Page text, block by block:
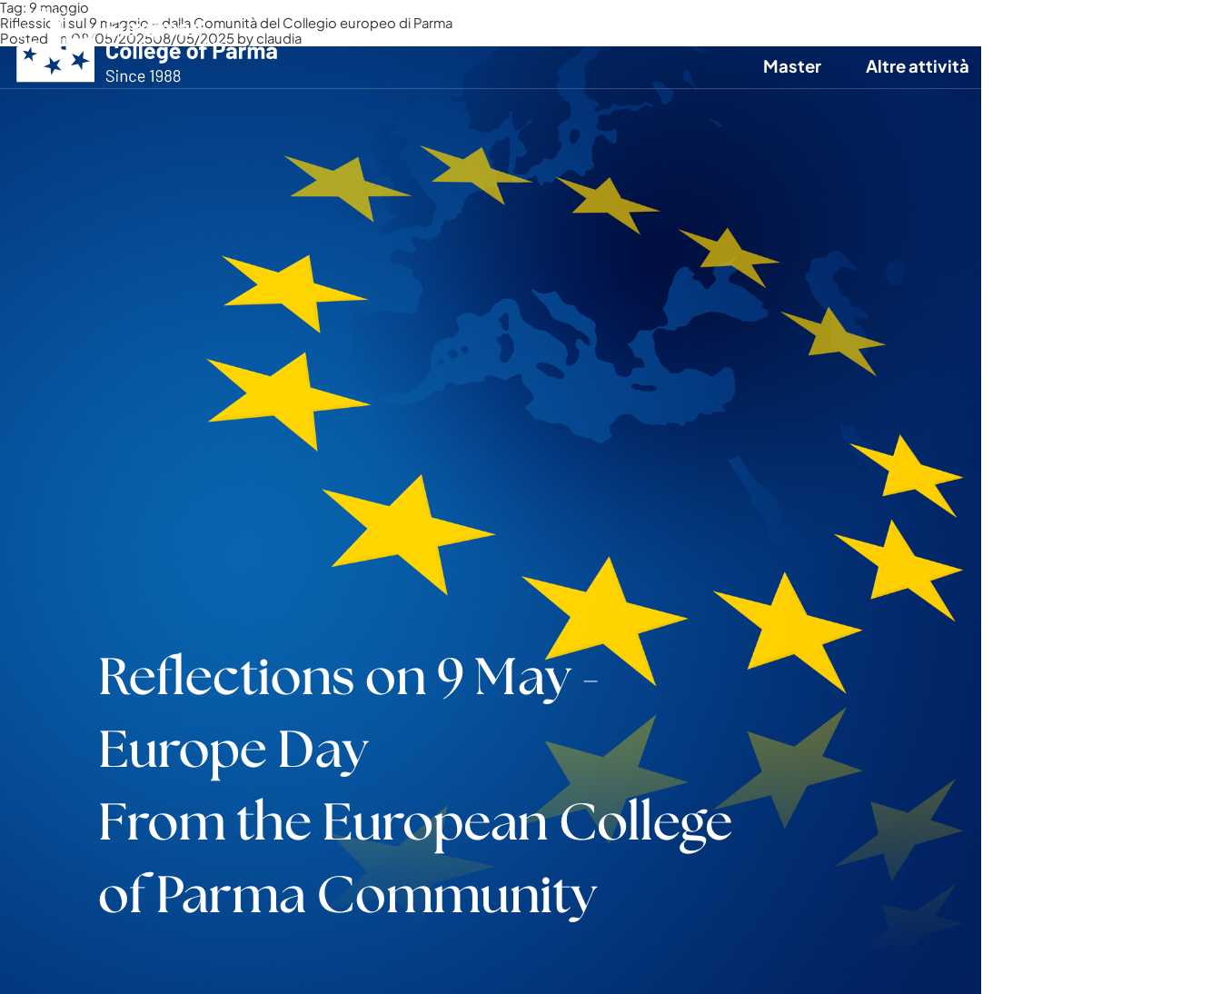
Master Altre attività
Tag: 9 maggio
Riflessioni sul 9 maggio – dalla Comunità del Collegio europeo di Parma
Posted on 08/05/202508/05/2025 byclaudia